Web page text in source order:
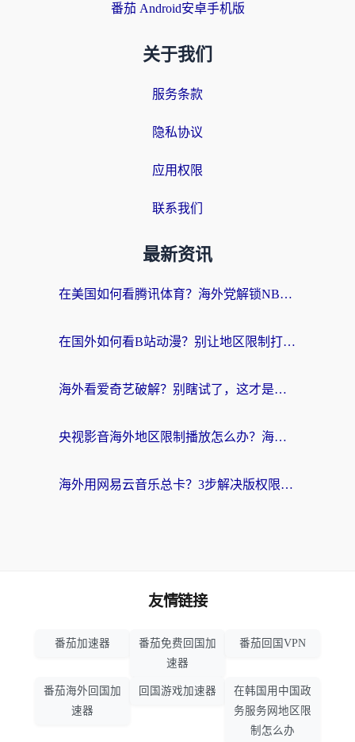
番茄 Android安卓手机版
关于我们
服务条款
隐私协议
应用权限
联系我们
最新资讯
在美国如何看腾讯体育？海外党解锁NBA欧洲杯直播的终极攻略
在国外如何看B站动漫？别让地区限制打断你的追番节奏
海外看爱奇艺破解？别瞎试了，这才是留学生华人追剧看球的正确打开方式
央视影音海外地区限制播放怎么办？海外党亲测有效的回国加速指南
海外用网易云音乐总卡？3步解决版权限制+卡顿，还能听喜马拉雅！
友情链接
番茄加速器
番茄免费回国加
速器
番茄回国VPN
番茄海外回国加
速器
回国游戏加速器
在韩国用中国政
务服务网地区限
制怎么办